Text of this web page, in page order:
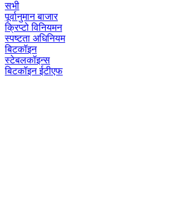
सभी
पूर्वानुमान बाजार
क्रिप्टो विनियमन
स्पष्टता अधिनियम
बिटकॉइन
स्टेबलकॉइन्स
बिटकॉइन ईटीएफ